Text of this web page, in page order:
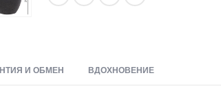
И ОБМЕН ВДОХНОВЕНИЕ